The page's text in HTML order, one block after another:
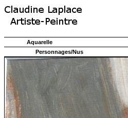
Aquarelle
Personnages/Nus